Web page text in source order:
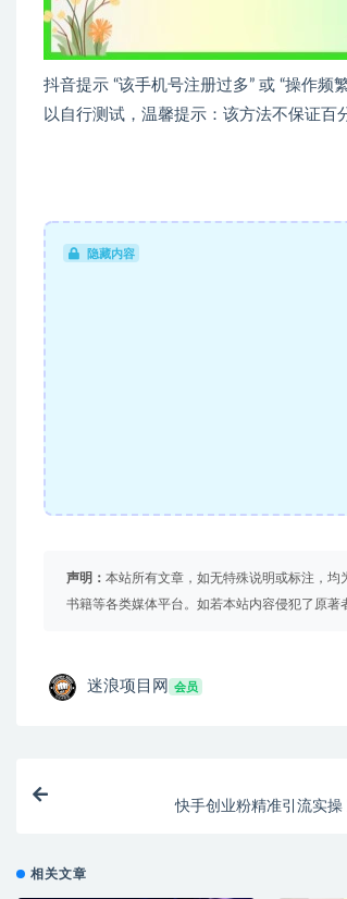
抖音提示 “该手机号注册过多” 或 “操作
以自行测试，温馨提示：该方法不保证百
隐藏内容
声明： 本站所有文章，如无特殊说明或标注，均
书籍等各类媒体平台。如若本站内容侵犯了原著
迷浪项目网 会员
快手创业粉精准引流实
相关文章